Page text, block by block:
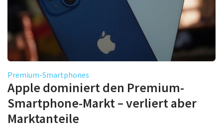
Premium-Smartphones
Apple dominiert den Premium-
Smartphone-Markt – verliert aber
Marktanteile